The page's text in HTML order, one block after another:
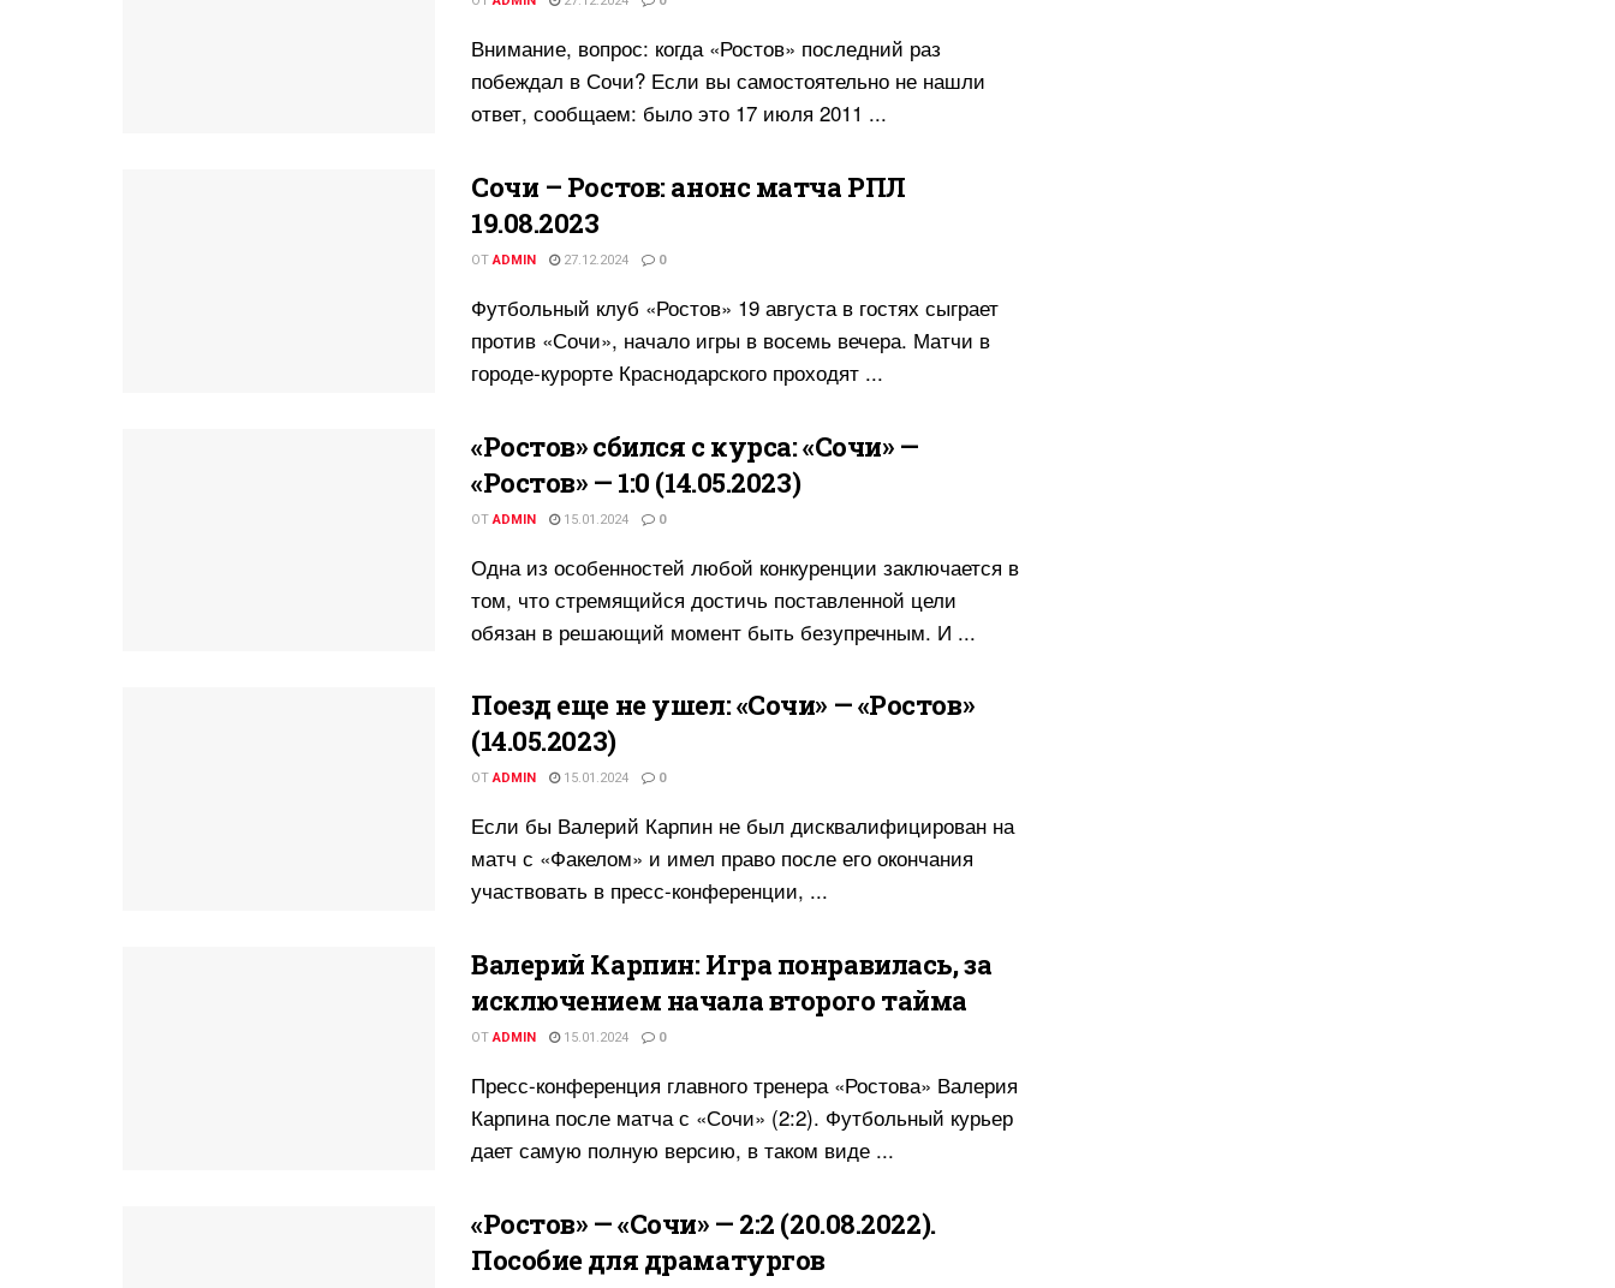
Внимание, вопрос: когда «Ростов» последний раз
побеждал в Сочи? Если вы самостоятельно не нашли
ответ, сообщаем: было это 17 июля 2011 ...
Сочи – Ростов: анонс матча РПЛ
19.08.2023
ОТ ADMIN 27.12.2024 0
Футбольный клуб «Ростов» 19 августа в гостях сыграет
против «Сочи», начало игры в восемь вечера. Матчи в
городе-курорте Краснодарского проходят ...
«Ростов» сбился с курса: «Сочи» —
«Ростов» — 1:0 (14.05.2023)
ОТ ADMIN 15.01.2024 0
Одна из особенностей любой конкуренции заключается в
том, что стремящийся достичь поставленной цели
обязан в решающий момент быть безупречным. И ...
Поезд еще не ушел: «Сочи» — «Ростов»
(14.05.2023)
ОТ ADMIN 15.01.2024 0
Если бы Валерий Карпин не был дисквалифицирован на
матч с «Факелом» и имел право после его окончания
участвовать в пресс-конференции, ...
Валерий Карпин: Игра понравилась, за
исключением начала второго тайма
ОТ ADMIN 15.01.2024 0
Пресс-конференция главного тренера «Ростова» Валерия
Карпина после матча с «Сочи» (2:2). Футбольный курьер
дает самую полную версию, в таком виде ...
«Ростов» — «Сочи» — 2:2 (20.08.2022).
Пособие для драматургов